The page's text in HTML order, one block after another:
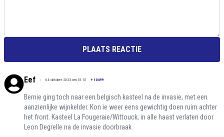
PLAATS REACTIE
Eef 04 oktober 2023 om 18:51 + 10499
Bernie ging toch naar een belgisch kasteel na de invasie, met een
aanzienlijke wijnkelder. Kon ie weer eens gewichtig doen ruim achter
het front. Kasteel La Fougeraie/Wittouck, in alle haast verlaten door
Leon Degrelle na de invasie doorbraak.